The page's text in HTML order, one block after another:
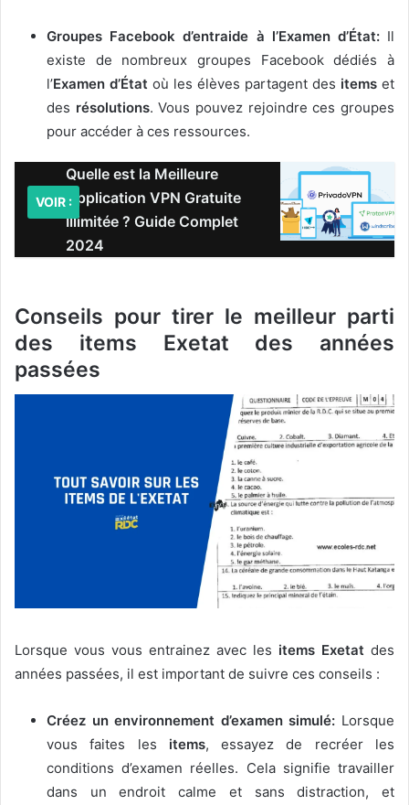
Groupes Facebook d’entraide à l’Examen d’État:Il
existe de nombreux groupes Facebook dédiés à
l’Examen d’État où les élèves partagent des items et
des résolutions. Vous pouvez rejoindre ces groupes
pour accéder à ces ressources.
Quelle est la Meilleure
Application VPN Gratuite
Illimitée ? Guide Complet
2024
VOIR :
Conseils pour tirer le meilleur parti
des items Exetat des années
passées
Lorsque vous vous entrainez avec les items Exetat des
années passées, il est important de suivre ces conseils :
Créez un environnement d’examen simulé: Lorsque
vous faites les items, essayez de recréer les
conditions d’examen réelles. Cela signifie travailler
dans un endroit calme et sans distraction, et